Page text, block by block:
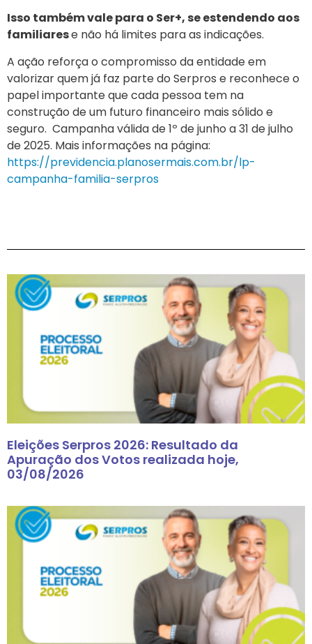
Isso também vale para o Ser+, se estendendo aos
familiarese não há limites para as indicações.
A ação reforça o compromisso da entidade em
valorizar quem já faz parte do Serpros e reconhece o
papel importante que cada pessoa tem na
construção de um futuro financeiro mais sólido e
seguro. Campanha válida de 1º de junho a 31 de julho
de 2025. Mais informações na página:
https://previdencia.planosermais.com.br/lp-
campanha-familia-serpros
Eleições Serpros 2026: Resultado da
Apuração dos Votos realizada hoje,
03/08/2026